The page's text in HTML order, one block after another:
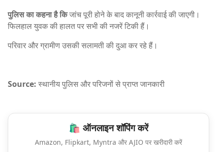
पुलिस का कहना है किजांच पूरी होने के बाद कानूनी कार्रवाई की जाएगी।
फिलहाल युवक की हालत पर सभी की नजरें टिकी हैं।
परिवार और ग्रामीण उसकी सलामती की दुआ कर रहे हैं।
Source: स्थानीय पुलिस और परिजनों से प्राप्त जानकारी
🛍️ ऑनलाइन शॉपिंग करें
Amazon, Flipkart, Myntra और AJIO पर खरीदारी करें